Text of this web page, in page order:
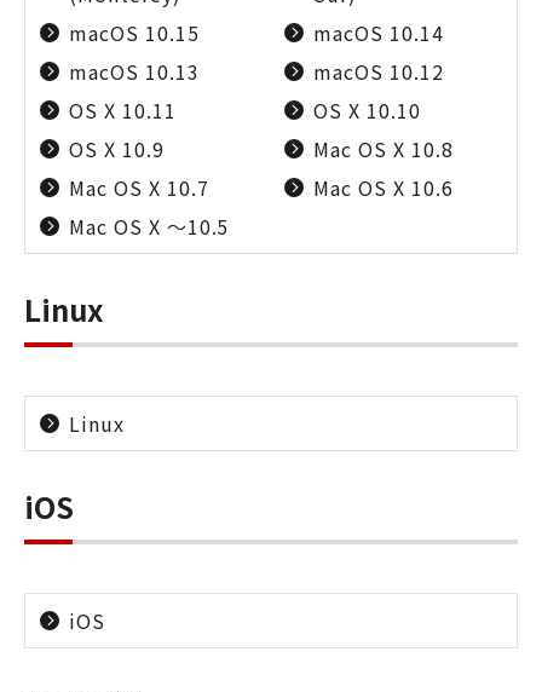
macOS 10.15
macOS 10.14
macOS 10.13
macOS 10.12
OS X 10.11
OS X 10.10
OS X 10.9
Mac OS X 10.8
Mac OS X 10.7
Mac OS X 10.6
Mac OS X ～10.5
Linux
Linux
iOS
iOS